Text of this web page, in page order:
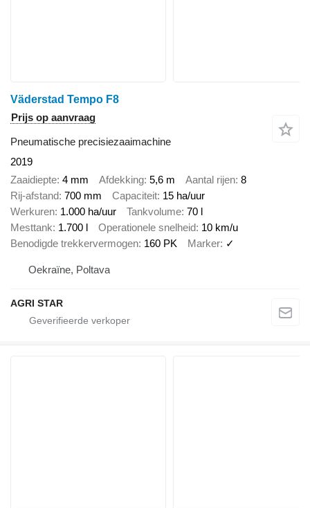
Väderstad Tempo F8
Prijs op aanvraag
Pneumatische precisiezaaimachine
2019
Zaaidiepte 4 mm Afdekking 5,6 m Aantal rijen 8
Rij-afstand 700 mm Capaciteit 15 ha/uur
Werkuren 1.000 ha/uur Tankvolume 70 l
Mesttank 1.700 l Operationele snelheid 10 km/u
Benodigde trekkervermogen 160 PK Marker ✓
Oekraïne, Poltava
AGRI STAR